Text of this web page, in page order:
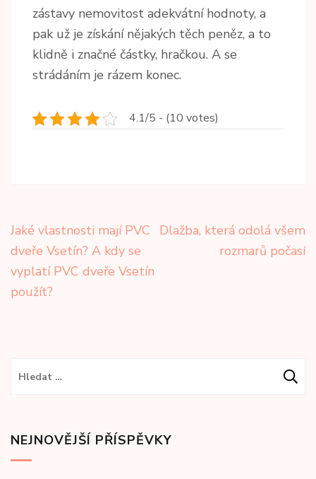
zástavy nemovitost adekvátní hodnoty, a
pak už je získání nějakých těch peněz, a to
klidně i značné částky, hračkou. A se
strádáním je rázem konec.
4.1/5 - (10 votes)
Navigace
pro
příspěvek
Jaké vlastnosti mají PVC
dveře Vsetín? A kdy se
vyplatí PVC dveře Vsetín
použít?
Dlažba, která odolá všem
rozmarů počasí
Vyhledávání
NEJNOVĚJŠÍ PŘÍSPĚVKY